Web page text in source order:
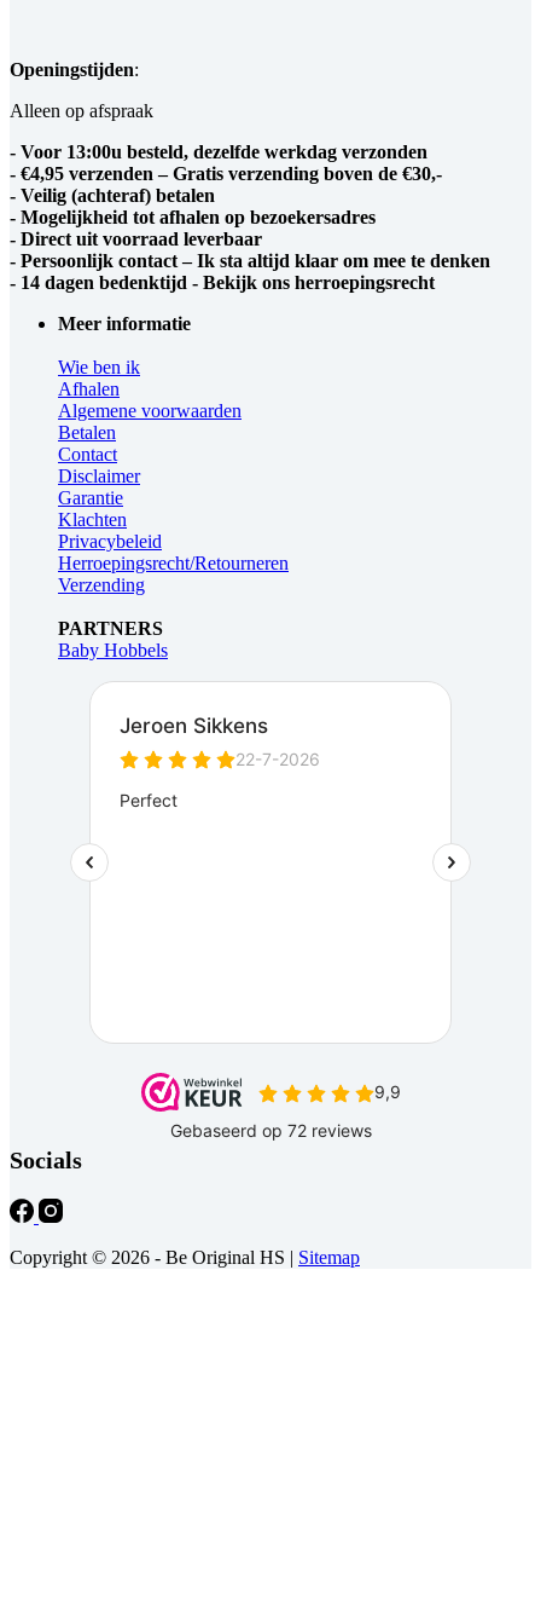
Openingstijden:
Alleen op afspraak
- Voor 13:00u besteld, dezelfde werkdag verzonden
- €4,95 verzenden – Gratis verzending boven de €30,-
- Veilig (achteraf) betalen
- Mogelijkheid tot afhalen op bezoekersadres
- Direct uit voorraad leverbaar
- Persoonlijk contact – Ik sta altijd klaar om mee te denken
- 14 dagen bedenktijd - Bekijk ons herroepingsrecht
Meer informatie
Wie ben ik
Afhalen
Algemene voorwaarden
Betalen
Contact
Disclaimer
Garantie
Klachten
Privacybeleid
Herroepingsrecht/Retourneren
Verzending
PARTNERS
Baby Hobbels
Socials
Copyright © 2026 - Be Original HS | Sitemap